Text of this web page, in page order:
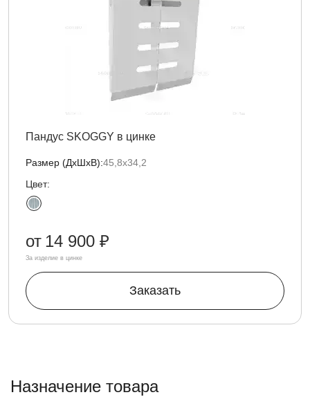
Пандус SKOGGY в цинке
Размер (ДxШxВ):45,8х34,2
Цвет:
от 14 900 ₽
За изделие в цинке
Заказать
Назначение товара